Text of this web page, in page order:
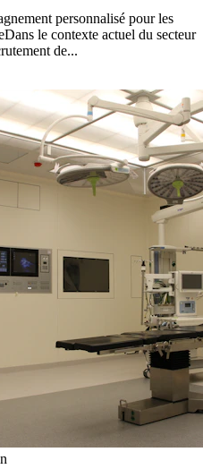
personnalisé pour les
le contexte actuel du secteur
de...